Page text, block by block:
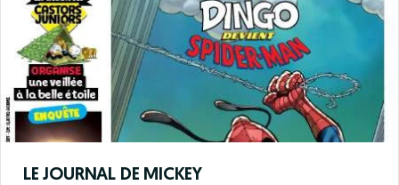
LE JOURNAL DE MICKEY